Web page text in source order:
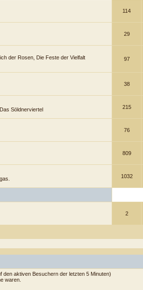
114
29
der Rosen, Die Feste der Vielfalt
97
38
Söldnerviertel 215
76
809
1032
2
den aktiven Besuchern der letzten 5 Minuten)
waren.